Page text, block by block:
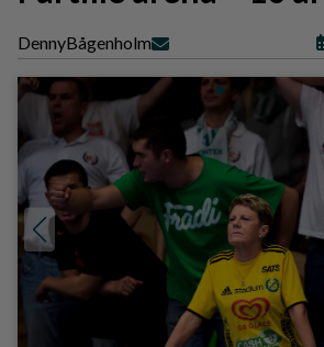
DennyBågenholm